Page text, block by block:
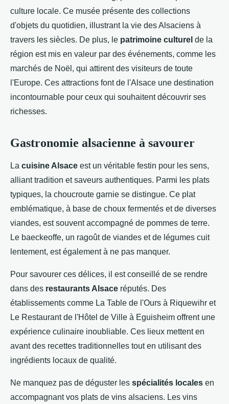
culture locale. Ce musée présente des collections
d'objets du quotidien, illustrant la vie des Alsaciens à
travers les siècles. De plus, le patrimoine culturel de la
région est mis en valeur par des événements, comme les
marchés de Noël, qui attirent des visiteurs de toute
l'Europe. Ces attractions font de l'Alsace une destination
incontournable pour ceux qui souhaitent découvrir ses
richesses.
Gastronomie alsacienne à savourer
La cuisine Alsace est un véritable festin pour les sens,
alliant tradition et saveurs authentiques. Parmi les plats
typiques, la choucroute garnie se distingue. Ce plat
emblématique, à base de choux fermentés et de diverses
viandes, est souvent accompagné de pommes de terre.
Le baeckeoffe, un ragoût de viandes et de légumes cuit
lentement, est également à ne pas manquer.
Pour savourer ces délices, il est conseillé de se rendre
dans des restaurants Alsace réputés. Des
établissements comme La Table de l'Ours à Riquewihr et
Le Restaurant de l'Hôtel de Ville à Eguisheim offrent une
expérience culinaire inoubliable. Ces lieux mettent en
avant des recettes traditionnelles tout en utilisant des
ingrédients locaux de qualité.
Ne manquez pas de déguster les spécialités locales en
accompagnant vos plats de vins alsaciens. Les vins